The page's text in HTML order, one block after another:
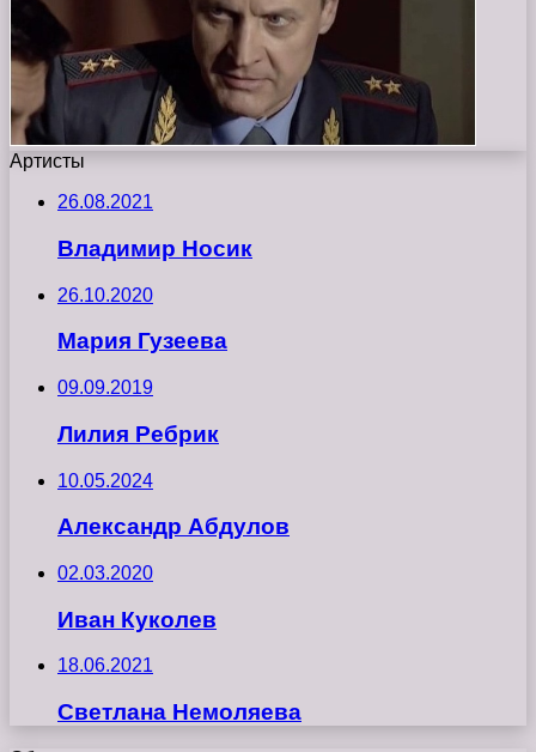
Артисты
26.08.2021
Владимир Носик
26.10.2020
Мария Гузеева
09.09.2019
Лилия Ребрик
10.05.2024
Александр Абдулов
02.03.2020
Иван Куколев
18.06.2021
Светлана Немоляева